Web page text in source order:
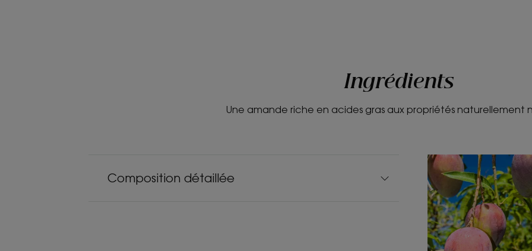
Ingrédients
Une amande riche en acides gras aux propriétés naturellement
Composition détaillée